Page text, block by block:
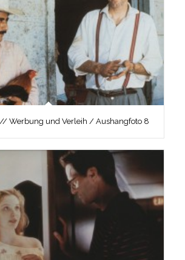
// Werbung und Verleih / Aushangfoto 8